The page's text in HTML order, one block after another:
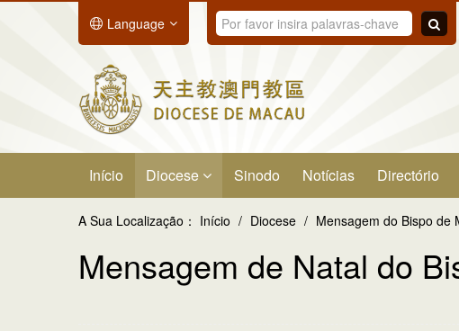
Language
Início Diocese Sinodo Notícias Directório
A Sua Localização： Início / Diocese / Mensagem do Bispo de
Mensagem de Natal do